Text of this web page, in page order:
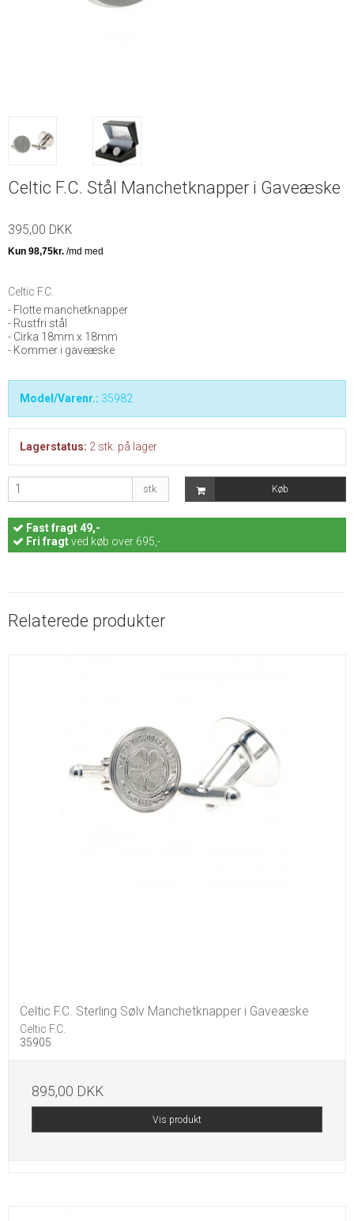
Celtic F.C. Stål Manchetknapper i Gaveæske
395,00 DKK
Celtic F.C.
- Flotte manchetknapper
- Rustfri stål
- Cirka 18mm x 18mm
- Kommer i gaveæske
Model/Varenr.: 35982
Lagerstatus: 2 stk. på lager
stk. Køb
Fastfragt 49,-
Fri fragtved køb over 695,-
Relaterede produkter
Celtic F.C. Sterling Sølv Manchetknapper i Gaveæske
Celtic F.C.
35905
895,00 DKK
Vis produkt